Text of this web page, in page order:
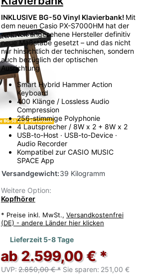
INKLUSIVE BG-50 Vinyl Klavierbank! Mit
dem neuen Casio PX-S7000HM hat der
weltweit angesehene Hersteller definitiv
neue Maßstäbe gesetzt – und das nicht
nur hinsichtlich der technischen, sondern
auch bezüglich der optischen
Ausrichtung
Smart Hybrid Hammer Action
Keyboard
400 Klänge / Lossless Audio
Compression
256-stimmige Polyphonie
4 Lautsprecher / 8W x 2 + 8W x 2
USB-to-Host · USB-to-Device ·
Audio Recorder
Kompatibel zur CASIO MUSIC
SPACE App
Versandgewicht:39 Kilogramm
Weitere Option:
Kopfhörer
* Preise inkl. MwSt., Versandkostenfrei
(DE) - andere Länder hier klicken
Lieferzeit 5-8 Tage
ab 2.599,00 € *
UVP: 2.850,00 € * Sie sparen: 251,00 €